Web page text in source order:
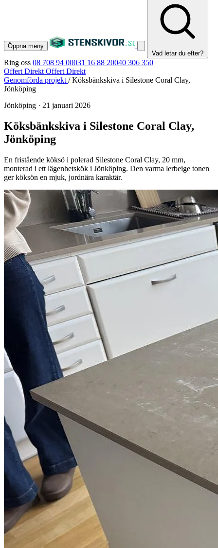
Öppna meny
Vad letar du efter?
Ring oss 08 708 94 00031 16 88 20040 306 350
Offert Direkt Offert Direkt
Genomförda projekt / Köksbänkskiva i Silestone Coral Clay,
Jönköping
Jönköping · 21 januari 2026
Köksbänkskiva i Silestone Coral Clay,
Jönköping
En fristående köksö i polerad Silestone Coral Clay, 20 mm,
monterad i ett lägenhetskök i Jönköping. Den varma lerbeige tonen
ger köksön en mjuk, jordnära karaktär.